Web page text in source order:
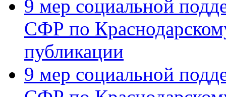
9 мер социальной
СФР по
публикации
9 мер социальной